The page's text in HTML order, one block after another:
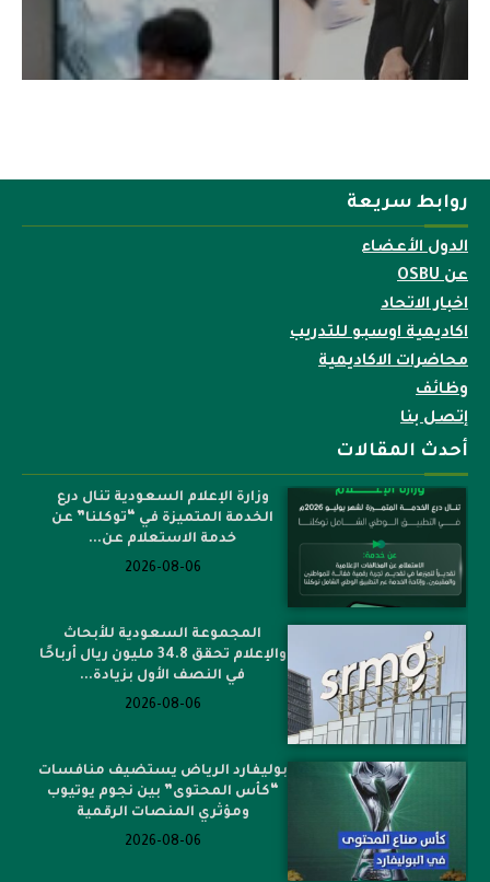
روابط سريعة
الدول الأعضاء
عن OSBU
اخبار الاتحاد
اكاديمية اوسبو للتدريب
محاضرات الاكاديمية
وظائف
إتصل بنا
أحدث المقالات
وزارة الإعلام السعودية تنال درع
الخدمة المتميزة في “توكلنا” عن
خدمة الاستعلام عن...
2026-08-06
المجموعة السعودية للأبحاث
والإعلام تحقق 34.8 مليون ريال أرباحًا
في النصف الأول بزيادة...
2026-08-06
بوليفارد الرياض يستضيف منافسات
“كأس المحتوى” بين نجوم يوتيوب
ومؤثري المنصات الرقمية
2026-08-06